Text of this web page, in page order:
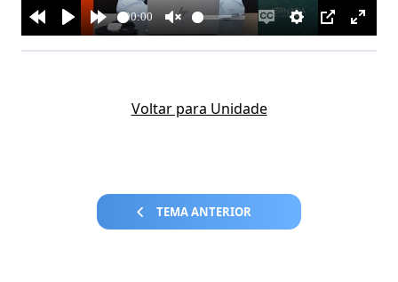
TEMA ANTERIOR
Voltar para Unidade